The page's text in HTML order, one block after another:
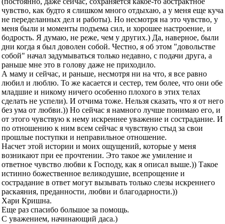
чувство, как будто я слишком много отдыхаю, а у меня еще куча
не переделанных дел и работы). Но несмотря на это чувство, у
меня были и моменты подъема сил, и хорошее настроение, и
бодрость. Я думаю, не реже, чем у других.) Да, наверное, были
дни когда я был доволен собой. Честно, я об этом "довольстве
собой" начал задумываться только недавно, с подачи друга, а
раньше мне это в голову даже не приходило.
А маму и сейчас, и раньше, несмотря ни на что, я все равно
любил и люблю. То же касается и сестер, тем более, что они обе
младшие и никому ничего особенно плохого в этих телах
сделать не успели). И отчима тоже. Нельзя сказать, что я от него
без ума от любви.)) Но сейчас я намного лучше понимаю его, и
от этого чувствую к нему искреннее уважение и сострадание. И
по отношению к ним всем сейчас я чувствую стыд за свои
прошлые поступки и неправильное отношение.
Насчет этой истории и моих ощущений, которые у меня
возникают при ее прочтении. Это такое же умиление и
ответное чувство любви к Господу, как я описал выше.)) Такое
истинно божественное великодушие, всепрощение и
сострадание в ответ могут вызывать только слезы искреннего
раскаяния, преданности, любви и благодарности.))
Хари Кришна.
Еще раз спасибо большое за помощь.
С уважением, начинающий даса.)